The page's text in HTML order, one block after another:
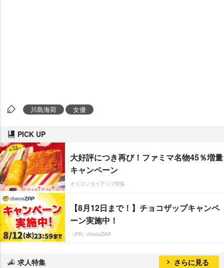
川島海荷 女優
PICK UP
大好評につき再び！ファミマ名物45％増量
キャンペーン
オリコンタイアップ特集
【8月12日まで！】チョコザップキャンペ
ーン実施中！
（PR）chocoZAP
求人特集 さらに見る